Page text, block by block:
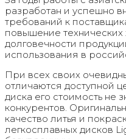
разработан и успешно
требований к
повышение технических
долговечности
использования в
При всех своих
отличаются доступной
диска его стоимость не
конкурентов.
качество литья и
легкосплавных дисков